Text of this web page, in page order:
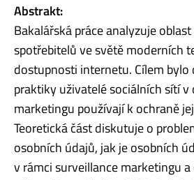
Abstrakt:
Bakalářská práce analyzuje
spotřebitelů ve světě moderních
dostupnosti internetu. Cílem
praktiky uživatelé sociálních sítí v
marketingu používají k ochraně
Teoretická část diskutuje o
osobních údajů, jak je osobních
v rámci surveillance marketingu